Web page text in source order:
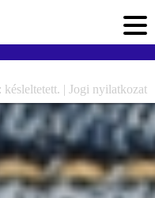
| Jogi nyilatkozat